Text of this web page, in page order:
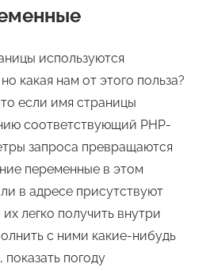
используются
какая нам от этого польза?
если имя страницы
соответствующий PHP-
запроса превращаются
переменные в этом
в адресе присутствуют
легко получить внутри
с ними какие-нибудь
погоду